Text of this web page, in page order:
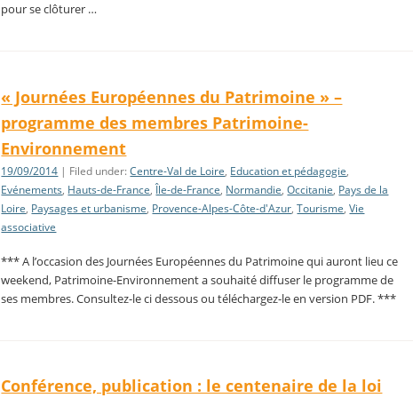
pour se clôturer …
« Journées Européennes du Patrimoine » –
programme des membres Patrimoine-
Environnement
19/09/2014 | Filed under:Centre-Val de Loire, Education et pédagogie,
Evénements, Hauts-de-France,Île-de-France, Normandie,Occitanie, Pays de la
Loire, Paysages et urbanisme, Provence-Alpes-Côte-d'Azur,Tourisme,Vie
associative
*** A l’occasion des Journées Européennes du Patrimoine qui auront lieu ce
weekend, Patrimoine-Environnement a souhaité diffuser le programme de
ses membres. Consultez-le ci dessous ou téléchargez-le en version PDF. ***
Conférence, publication : le centenaire de la loi